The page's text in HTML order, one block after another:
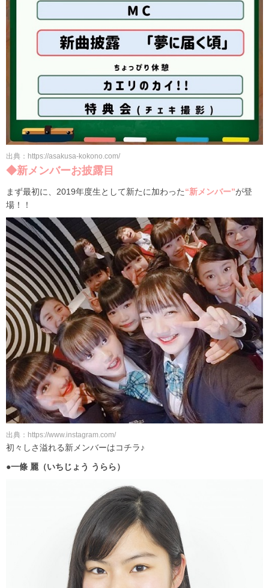
出典：https://asakusa-kokono.com/
◆新メンバーお披露目
まず最初に、2019年度生として新たに加わった“新メンバー”が登
場！！
出典：https://www.instagram.com/
初々しさ溢れる新メンバーはコチラ♪
●一條 麗（いちじょう うらら）